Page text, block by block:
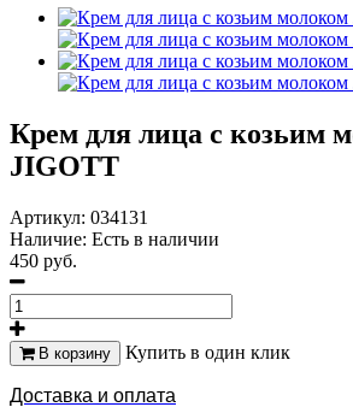
Крем для лица с козьим
JIGOTT
Артикул: 034131
Наличие: Есть в наличии
450 руб.
В корзину Купить в один клик
Доставка и оплата